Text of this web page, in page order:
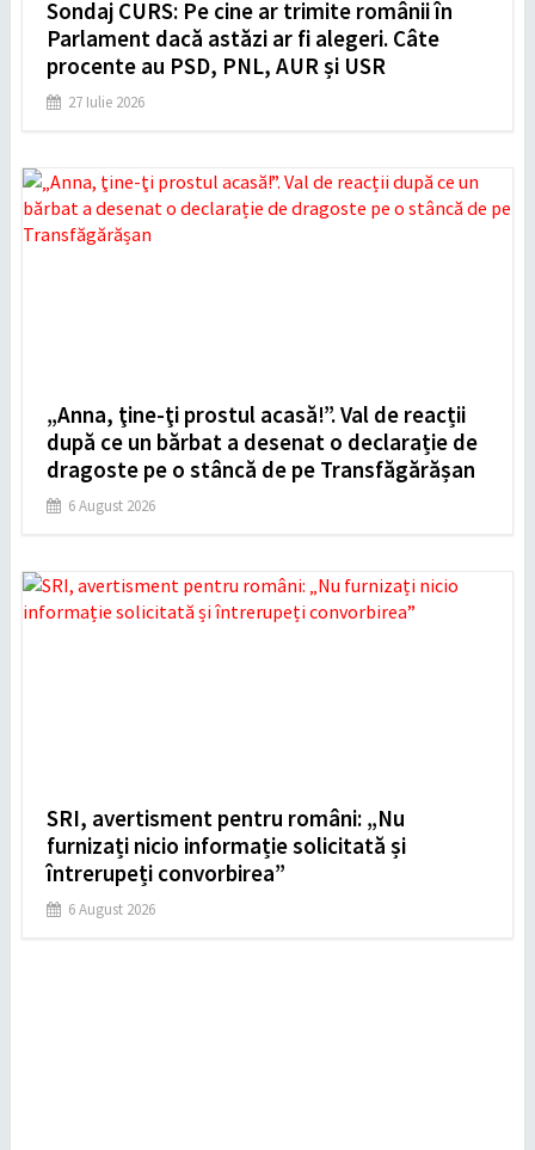
Sondaj CURS: Pe cine ar trimite românii în
Parlament dacă astăzi ar fi alegeri. Câte
procente au PSD, PNL, AUR și USR
27 Iulie 2026
„Anna, ţine-ţi prostul acasă!”. Val de reacții
după ce un bărbat a desenat o declarație de
dragoste pe o stâncă de pe Transfăgărășan
6 August 2026
SRI, avertisment pentru români: „Nu
furnizați nicio informație solicitată și
întrerupeți convorbirea”
6 August 2026